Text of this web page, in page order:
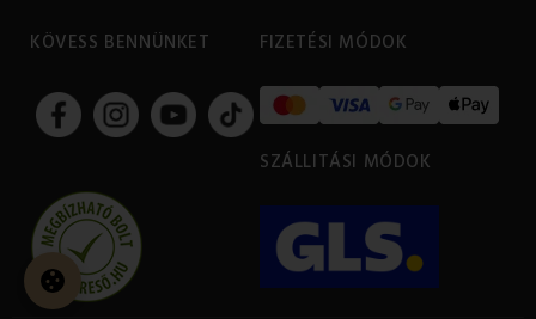
KÖVESS BENNÜNKET FIZETÉSI MÓDOK
SZÁLLITÁSI MÓDOK